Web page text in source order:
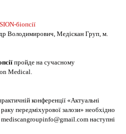
біопсії
Володимирович, Медіскан Груп, м.
пройде на сучасному
Medical.
конференції «Актуальні
передміхурової залози» необхідно
наступні